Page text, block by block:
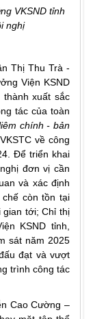
VKSND tỉnh
nghị
Thị Thu Trà -
Viện KSND
xuất sắc
tác của toàn
chính - bản
về công
Để triển khai
đơn vị cần
và xác định
còn tồn tại
tới; Chỉ thị
KSND tỉnh,
sát năm 2025
đạt và vượt
trình công tác
Cao Cường –